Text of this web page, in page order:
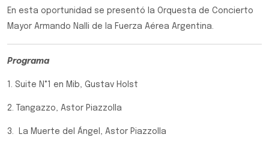
En esta oportunidad se presentó la Orquesta de Concierto
Mayor Armando Nalli de la Fuerza Aérea Argentina.
Programa
1. Suite N°1 en Mib, Gustav Holst
2. Tangazzo, Astor Piazzolla
3. La Muerte del Ángel, Astor Piazzolla